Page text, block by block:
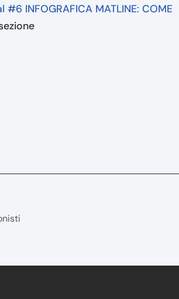
#6 INFOGRAFICA MATLINE: COME